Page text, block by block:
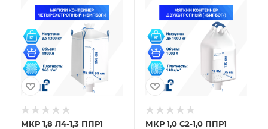
МКР 1,8 Л4-1,3 ППР1
МКР 1,0 С2-1,0 ППР1